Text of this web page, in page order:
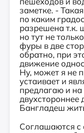
заметке. -
по каким
разрешена т.к.
но тут не
фуры в две
обратно, при
движение
Ну, может я не
устаивает и
предлагаю и на
двухстороннее
Бангладеш
Соглашаются с